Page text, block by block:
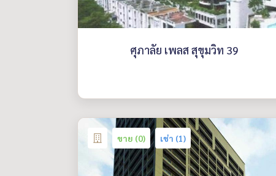
ศุภาลัย เพลส สุขุมวิท 39
ขาย (0) เช่า (1)